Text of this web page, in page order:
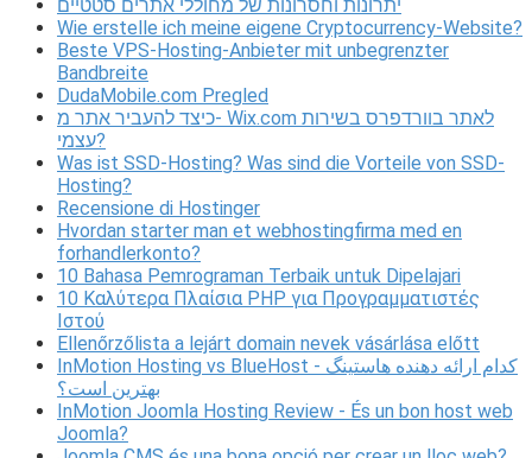
יתרונות וחסרונות של מחוללי אתרים סטטיים
Wie erstelle ich meine eigene Cryptocurrency-Website?
Beste VPS-Hosting-Anbieter mit unbegrenzter
Bandbreite
DudaMobile.com Pregled
כיצד להעביר אתר מ- Wix.com לאתר בוורדפרס בשירות
עצמי?
Was ist SSD-Hosting? Was sind die Vorteile von SSD-
Hosting?
Recensione di Hostinger
Hvordan starter man et webhostingfirma med en
forhandlerkonto?
10 Bahasa Pemrograman Terbaik untuk Dipelajari
10 Καλύτερα Πλαίσια PHP για Προγραμματιστές
Ιστού
Ellenőrzőlista a lejárt domain nevek vásárlása előtt
InMotion Hosting vs BlueHost - کدام ارائه دهنده هاستینگ
بهترین است؟
InMotion Joomla Hosting Review - És un bon host web
Joomla?